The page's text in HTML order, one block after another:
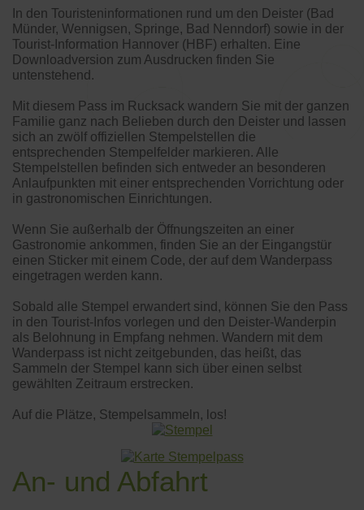
In den Touristeninformationen rund um den Deister (Bad
Münder, Wennigsen, Springe, Bad Nenndorf) sowie in der
Tourist-Information Hannover (HBF) erhalten. Eine
Downloadversion zum Ausdrucken finden Sie
untenstehend.
Mit diesem Pass im Rucksack wandern Sie mit der ganzen
Familie ganz nach Belieben durch den Deister und lassen
sich an zwölf offiziellen Stempelstellen die
entsprechenden Stempelfelder markieren. Alle
Stempelstellen befinden sich entweder an besonderen
Anlaufpunkten mit einer entsprechenden Vorrichtung oder
in gastronomischen Einrichtungen.
Wenn Sie außerhalb der Öffnungszeiten an einer
Gastronomie ankommen, finden Sie an der Eingangstür
einen Sticker mit einem Code, der auf dem Wanderpass
eingetragen werden kann.
Sobald alle Stempel erwandert sind, können Sie den Pass
in den Tourist-Infos vorlegen und den Deister-Wanderpin
als Belohnung in Empfang nehmen. Wandern mit dem
Wanderpass ist nicht zeitgebunden, das heißt, das
Sammeln der Stempel kann sich über einen selbst
gewählten Zeitraum erstrecken.
Auf die Plätze, Stempelsammeln, los!
An- und Abfahrt